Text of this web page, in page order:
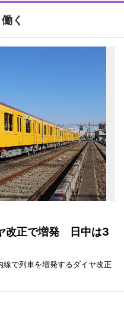
く
改正で増発 日中は3
で列車を増発するダイヤ改正